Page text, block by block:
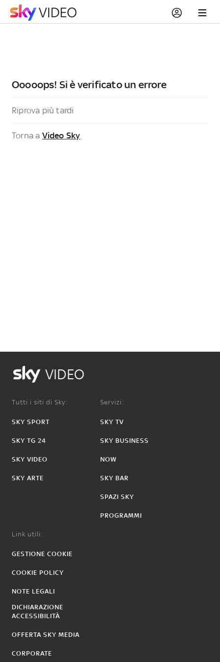
Ooooops! Si è verificato un errore
Riprova più tardi
Torna a Video Sky
VIDEO
Tutti i siti di Sky:
SKY SPORT
SKY TG 24
SKY VIDEO
SKY ARTE
Servizi:
SKY TV
SKY BUSINESS
NOW
SKY BAR
SPAZI SKY
PROGRAMMI
Link utili:
GESTIONE COOKIE
COOKIE POLICY
NOTE LEGALI
DICHIARAZIONE
ACCESSIBILITÀ
OFFERTA SKY MEDIA
CORPORATE